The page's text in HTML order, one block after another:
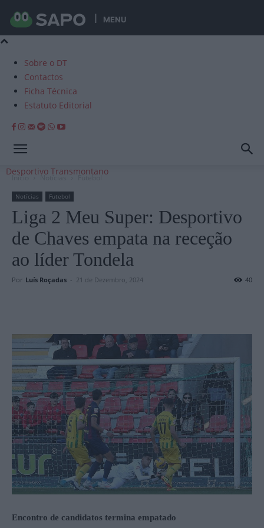
MENU
Sobre o DT
Contactos
Ficha Técnica
Estatuto Editorial
Desportivo Transmontano
Início Notícias Futebol
Notícias Futebol
Liga 2 Meu Super: Desportivo
de Chaves empata na receção
ao líder Tondela
Por Luís Roçadas - 21 de Dezembro, 2024 40
Encontro de candidatos termina empatado